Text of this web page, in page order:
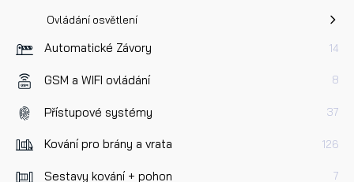
Ovládání osvětlení
Automatické Závory 14
GSM a WIFI ovládání 8
Přístupové systémy 37
Kování pro brány a vrata 126
Sestavy kování + pohon 7